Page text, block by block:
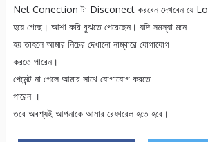
Net Conection টা Disconect করবেন দেখবেন যে
হয়ে গেছে। আশা করি বুঝতে পেরেছেন। যদি সমস্যা মনে
হয় তাহলে আমার নিচের দেখানো নাম্বারে যোগাযোগ
করতে পারেন।
পেমেন্ট না পেলে আমার সাথে যোগাযোগ করতে
পারেন ।
তবে অবশ্যই আপনাকে আমার রেফারেল হতে হবে।